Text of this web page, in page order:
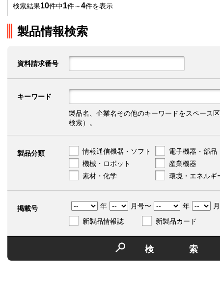
検索結果10件中1件～4件を表示
製品情報検索
資料請求番号
キーワード
製品名、企業名その他のキーワードをスペース
検索）。
製品分類 情報通信機器・ソフト
電子機器・部品
機械・ロボット
産業機器
素材・化学
環境・エネルギ
掲載号 年 月号〜 年
新製品情報誌
新製品カード
検